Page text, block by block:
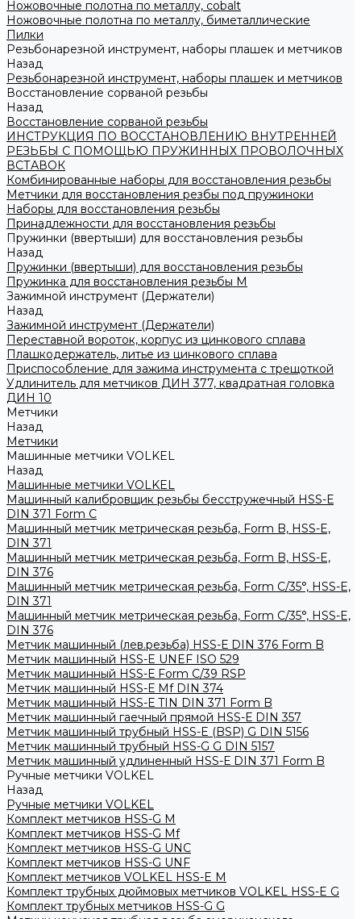
Ножовочные полотна по металлу, cobalt
Ножовочные полотна по металлу, биметаллические
Пилки
Резьбонарезной инструмент, наборы плашек и метчиков
Назад
Резьбонарезной инструмент, наборы плашек и метчиков
Восстановление сорваной резьбы
Назад
Восстановление сорваной резьбы
ИНСТРУКЦИЯ ПО ВОССТАНОВЛЕНИЮ ВНУТРЕННЕЙ
РЕЗЬБЫ С ПОМОЩЬЮ ПРУЖИННЫХ ПРОВОЛОЧНЫХ
ВСТАВОК
Комбинированные наборы для восстановления резьбы
Метчики для восстановления резбы под пружиноки
Наборы для восстановления резьбы
Принадлежности для восстановления резьбы
Пружинки (ввертыши) для восстановления резьбы
Назад
Пружинки (ввертыши) для восстановления резьбы
Пружинка для восстановления резьбы M
Зажимной инструмент (Держатели)
Назад
Зажимной инструмент (Держатели)
Переставной вороток, корпус из цинкового сплава
Плашкодержатель, литье из цинкового сплава
Приспособление для зажима инструмента с трещоткой
Удлинитель для метчиков ДИН 377, квадратная головка
ДИН 10
Метчики
Назад
Метчики
Машинные метчики VOLKEL
Назад
Машинные метчики VOLKEL
Машинный калибровщик резьбы бесстружечный HSS-Е
DIN 371 Form C
Машинный метчик метрическая резьба, Form B, HSS-E,
DIN 371
Машинный метчик метрическая резьба, Form B, HSS-E,
DIN 376
Машинный метчик метрическая резьба, Form С/35°, HSS-E,
DIN 371
Машинный метчик метрическая резьба, Form С/35°, HSS-E,
DIN 376
Метчик машинный (лев.резьба) HSS-Е DIN 376 Form B
Метчик машинный HSS-E UNEF ISO 529
Метчик машинный HSS-Е Form C/39 RSP
Метчик машинный HSS-Е Mf DIN 374
Метчик машинный HSS-Е TIN DIN 371 Form B
Метчик машинный гаечный прямой HSS-Е DIN 357
Метчик машинный трубный HSS-E (BSP) G DIN 5156
Метчик машинный трубный HSS-G G DIN 5157
Метчик машинный удлиненный HSS-Е DIN 371 Form B
Ручные метчики VOLKEL
Назад
Ручные метчики VOLKEL
Комплект метчиков HSS-G M
Комплект метчиков HSS-G Mf
Комплект метчиков HSS-G UNC
Комплект метчиков HSS-G UNF
Комплект метчиков VOLKEL HSS-E M
Комплект трубных дюймовых метчиков VOLKEL HSS-E G
Комплект трубных метчиков HSS-G G